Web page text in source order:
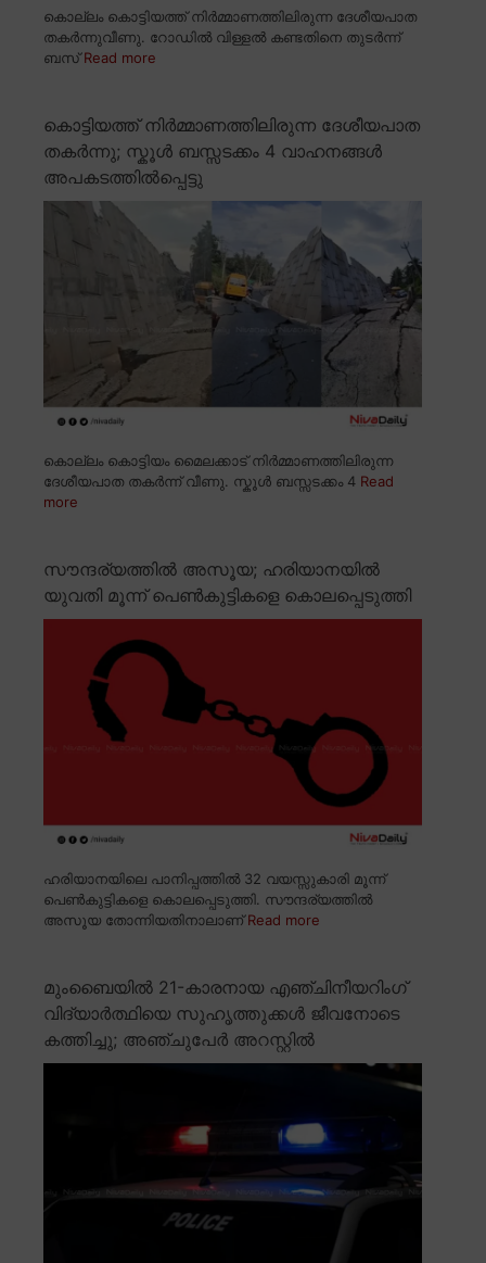
കൊല്ലം കൊട്ടിയത്ത് നിർമ്മാണത്തിലിരുന്ന ദേശീയപാത
തകർന്നുവീണു. റോഡിൽ വിള്ളൽ കണ്ടതിനെ തുടർന്ന്
ബസ്Read more
കൊട്ടിയത്ത് നിർമ്മാണത്തിലിരുന്ന ദേശീയപാത
തകർന്നു; സ്കൂൾ ബസ്സടക്കം 4 വാഹനങ്ങൾ
അപകടത്തിൽപ്പെട്ടു
കൊല്ലം കൊട്ടിയം മൈലക്കാട് നിർമ്മാണത്തിലിരുന്ന
ദേശീയപാത തകർന്ന് വീണു. സ്കൂൾ ബസ്സടക്കം 4 Read
more
സൗന്ദര്യത്തിൽ അസൂയ; ഹരിയാനയിൽ
യുവതി മൂന്ന് പെൺകുട്ടികളെ കൊലപ്പെടുത്തി
ഹരിയാനയിലെ പാനിപ്പത്തിൽ 32 വയസ്സുകാരി മൂന്ന്
പെൺകുട്ടികളെ കൊലപ്പെടുത്തി. സൗന്ദര്യത്തിൽ
അസൂയ തോന്നിയതിനാലാണ്Read more
മുംബൈയിൽ 21-കാരനായ എഞ്ചിനീയറിംഗ്
വിദ്യാർത്ഥിയെ സുഹൃത്തുക്കൾ ജീവനോടെ
കത്തിച്ചു; അഞ്ചുപേർ അറസ്റ്റിൽ